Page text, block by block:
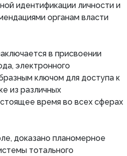
идентификации личности и
органам власти
в присвоении
электронного
ключом для доступа к
из различных
время во всех сферах
доказано планомерное
тотального